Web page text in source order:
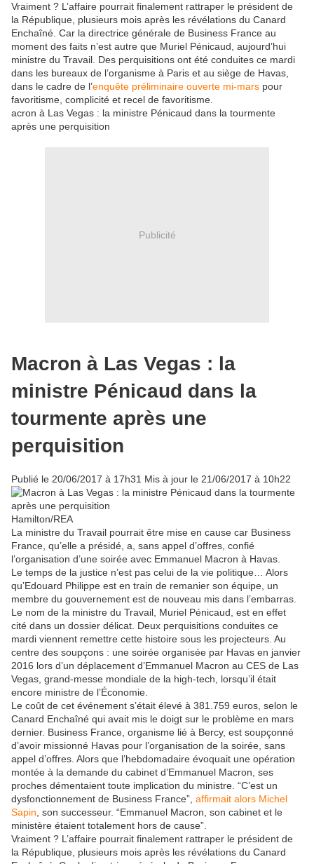
Vraiment ? L’affaire pourrait finalement rattraper le président de
la République, plusieurs mois après les révélations du Canard
Enchaîné. Car la directrice générale de Business France au
moment des faits n’est autre que Muriel Pénicaud, aujourd’hui
ministre du Travail. Des perquisitions ont été conduites ce mardi
dans les bureaux de l’organisme à Paris et au siège de Havas,
dans le cadre de l’enquête préliminaire ouverte mi-mars pour
favoritisme, complicité et recel de favoritisme.
acron à Las Vegas : la ministre Pénicaud dans la tourmente
après une perquisition
Publicité
Macron à Las Vegas : la
ministre Pénicaud dans la
tourmente après une
perquisition
Publié le 20/06/2017 à 17h31 Mis à jour le 21/06/2017 à 10h22
Hamilton/REA
La ministre du Travail pourrait être mise en cause car Business
France, qu’elle a présidé, a, sans appel d’offres, confié
l’organisation d’une soirée avec Emmanuel Macron à Havas.
Le temps de la justice n’est pas celui de la vie politique… Alors
qu’Edouard Philippe est en train de remanier son équipe, un
membre du gouvernement est de nouveau mis dans l’embarras.
Le nom de la ministre du Travail, Muriel Pénicaud, est en effet
cité dans un dossier délicat. Deux perquisitions conduites ce
mardi viennent remettre cette histoire sous les projecteurs. Au
centre des soupçons : une soirée organisée par Havas en janvier
2016 lors d’un déplacement d’Emmanuel Macron au CES de Las
Vegas, grand-messe mondiale de la high-tech, lorsqu’il était
encore ministre de l’Économie.
Le coût de cet événement s’était élevé à 381.759 euros, selon le
Canard Enchaîné qui avait mis le doigt sur le problème en mars
dernier. Business France, organisme lié à Bercy, est soupçonné
d’avoir missionné Havas pour l’organisation de la soirée, sans
appel d’offres. Alors que l’hebdomadaire évoquait une opération
montée à la demande du cabinet d’Emmanuel Macron, ses
proches démentaient toute implication du ministre. “C’est un
dysfonctionnement de Business France”, affirmait alors Michel
Sapin , son successeur. “Emmanuel Macron, son cabinet et le
ministère étaient totalement hors de cause”.
Vraiment ? L’affaire pourrait finalement rattraper le président de
la République, plusieurs mois après les révélations du Canard